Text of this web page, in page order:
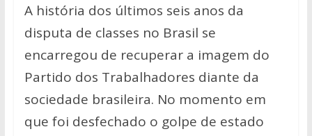
at
s
A
p
p
e
b
o
o
k
itt
er
p
y
Li
n
k
ar
e
A história dos últimos seis anos da
disputa de classes no Brasil se
encarregou de recuperar a imagem do
Partido dos Trabalhadores diante da
sociedade brasileira. No momento em
que foi desfechado o golpe de estado